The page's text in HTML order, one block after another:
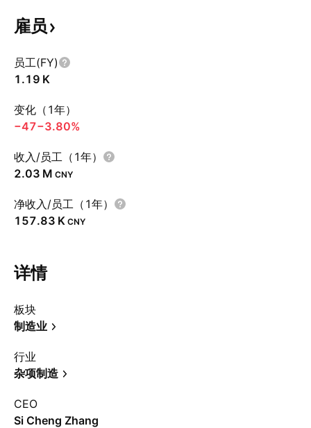
雇员
员工(FY)
‪1.19 K‬
变化（1年）
−47−3.80%
收入/员工（1年）
‪2.03 M‬ CNY
净收入/员工（1年）
‪157.83 K‬ CNY
详情
板块
制造业
行业
杂项制造
CEO
Si Cheng Zhang